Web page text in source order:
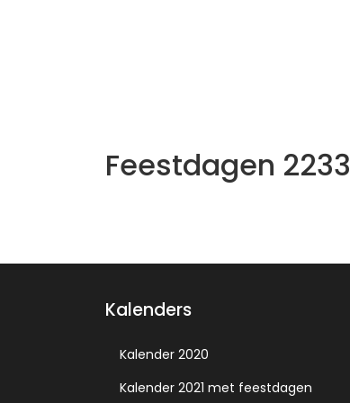
Feestdagen 2233
Kalenders
Kalender 2020
Kalender 2021 met feestdagen